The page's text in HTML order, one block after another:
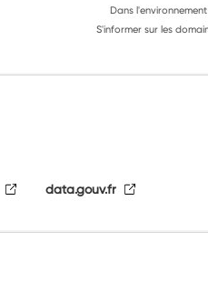
Dans l'environnement
S'informer sur les
data.gouv.fr